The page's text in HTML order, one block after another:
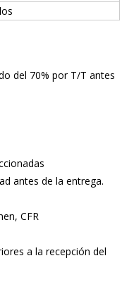
del 70% por T/T antes
antes de la entrega.
CFR
a la recepción del